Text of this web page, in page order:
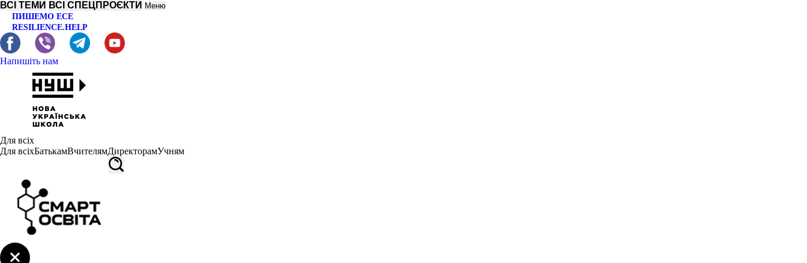
ВСІ ТЕМИ ВСІ СПЕЦПРОЄКТИ Меню
ПИШЕМО ЕСЕ
RESILIENCE.HELP
Напишіть нам
Для всіх
Для всіхБатькамВчителямДиректорамУчням